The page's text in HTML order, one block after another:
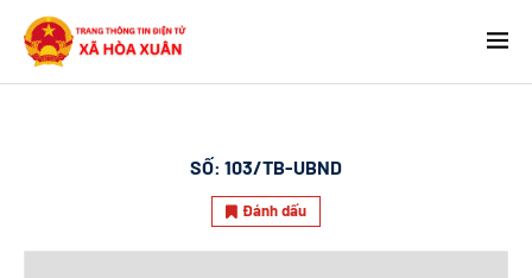
SỐ: 103/TB-UBND
Đánh dấu